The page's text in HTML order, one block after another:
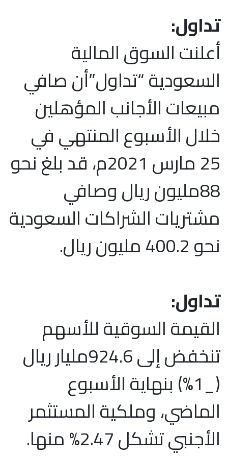
تداول:
أعلنت السوق المالية
السعودية “تداول”أن صافي
مبيعات الأجانب المؤهلين
خلال الأسبوع المنتهي في
25 مارس 2021م، قد بلغ نحو
88مليون ريال وصافي
مشتريات الشراكات السعودية
نحو 400.2 مليون ريال.
تداول:
القيمة السوقية للأسهم
تنخفض إلى 924.6مليار ريال
(_1%) بنهاية الأسبوع
الماضي، وملكية المستثمر
الأجنبي تشكل 2.47% منها.